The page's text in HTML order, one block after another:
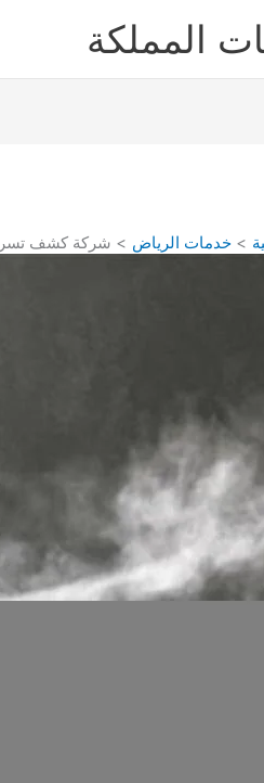
المملكة
خدمات الرياض شركة كشف